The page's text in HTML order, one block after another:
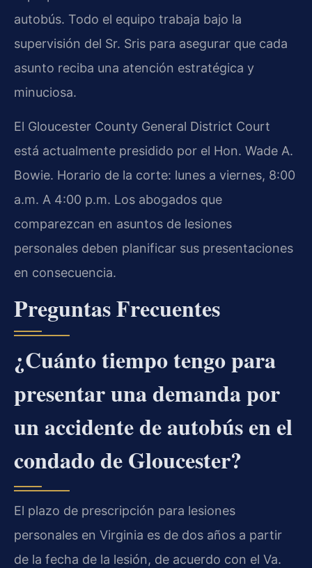
autobús. Todo el equipo trabaja bajo la
supervisión del Sr. Sris para asegurar que cada
asunto reciba una atención estratégica y
minuciosa.
El Gloucester County General District Court
está actualmente presidido por el Hon. Wade A.
Bowie. Horario de la corte: lunes a viernes, 8:00
a.m. A 4:00 p.m. Los abogados que
comparezcan en asuntos de lesiones
personales deben planificar sus presentaciones
en consecuencia.
Preguntas Frecuentes
¿Cuánto tiempo tengo para
presentar una demanda por
un accidente de autobús en el
condado de Gloucester?
El plazo de prescripción para lesiones
personales en Virginia es de dos años a partir
de la fecha de la lesión, de acuerdo con el Va.